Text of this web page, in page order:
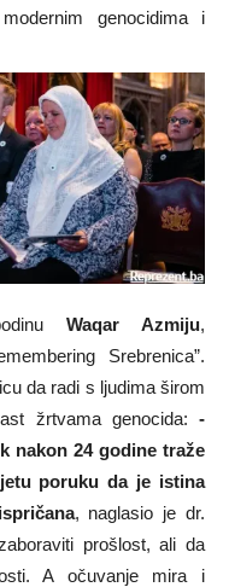
genocidima i
Waqar Azmiju,
Srebrenica”.
da radi s ljudima širom
žrtvama genocida: -
nakon 24 godine traže
poruku da je istina
, naglasio je dr.
prošlost, ali da
A očuvanje mira i